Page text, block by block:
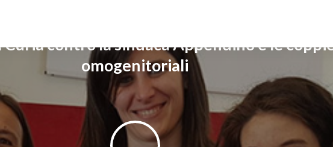
Curia contro la sindaca Appendino e le
omogenitoriali